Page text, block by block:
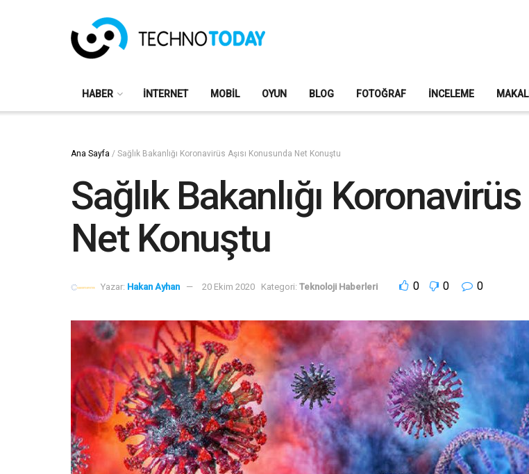
HABER İNTERNET MOBIL OYUN BLOG FOTOĞRAF İNCELEME
Ana Sayfa / Sağlık Bakanlığı Koronavirüs Aşısı Konusunda Net Konuştu
Sağlık Bakanlığı
Net Konuştu
Yazar: Hakan Ayhan 20 Ekim 2020 Kategori: Teknoloji Haberleri 0 0 0